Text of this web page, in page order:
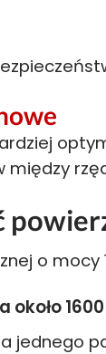
między
o mocy
około
jednego